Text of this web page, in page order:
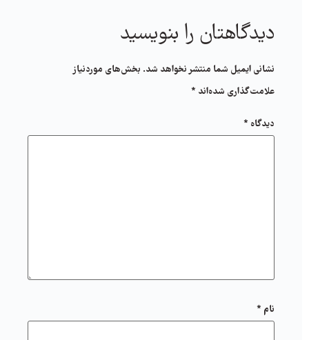
دیدگاهتان را بنویسید
نشانی ایمیل شما منتشر نخواهد شد. بخش‌های موردنیاز
علامت‌گذاری شده‌اند *
دیدگاه *
نام *